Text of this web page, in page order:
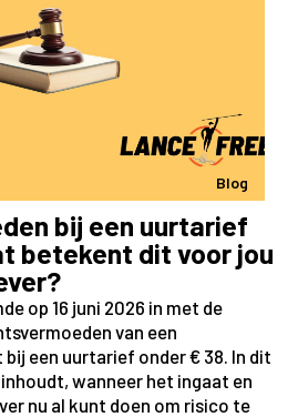
Blog
bij een uurtarief
betekent dit voor jou
op 16 juni 2026 in met de
van een
een uurtarief onder € 38. In dit
wanneer het ingaat en
nu al kunt doen om risico te